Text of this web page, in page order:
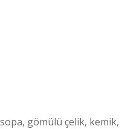
gömülü çelik, kemik,